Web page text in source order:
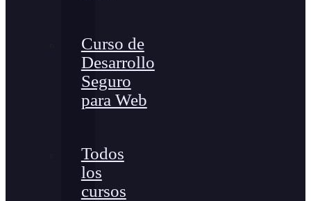
Curso de
Desarrollo
Seguro
para Web
Todos
los
cursos